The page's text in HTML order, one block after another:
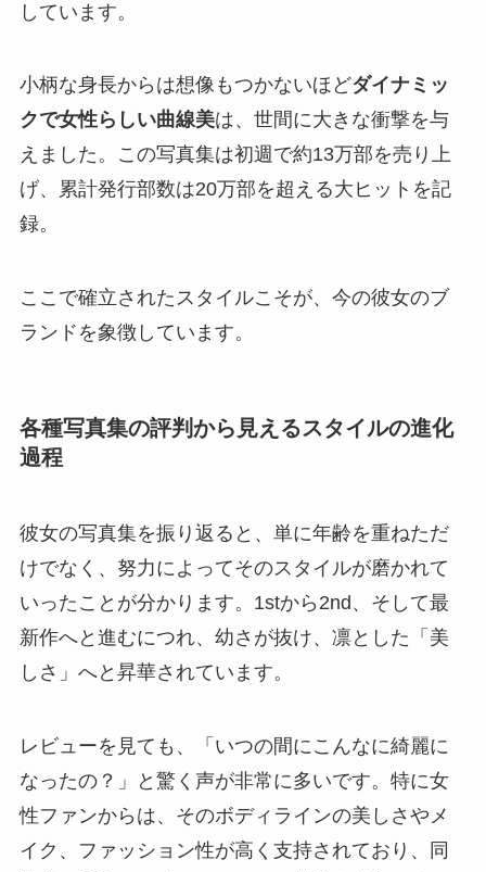
しています。
小柄な身長からは想像もつかないほどダイナミッ
クで女性らしい曲線美は、世間に大きな衝撃を与
えました。この写真集は初週で約13万部を売り上
げ、累計発行部数は20万部を超える大ヒットを記
録。
ここで確立されたスタイルこそが、今の彼女のブ
ランドを象徴しています。
各種写真集の評判から見えるスタイルの進化
過程
彼女の写真集を振り返ると、単に年齢を重ねただ
けでなく、努力によってそのスタイルが磨かれて
いったことが分かります。1stから2nd、そして最
新作へと進むにつれ、幼さが抜け、凛とした「美
しさ」へと昇華されています。
レビューを見ても、「いつの間にこんなに綺麗に
なったの？」と驚く声が非常に多いです。特に女
性ファンからは、そのボディラインの美しさやメ
イク、ファッション性が高く支持されており、同